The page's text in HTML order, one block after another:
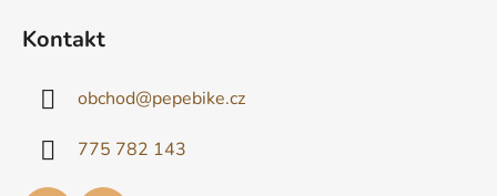
Kontakt
obchod@pepebike.cz
775 782 143